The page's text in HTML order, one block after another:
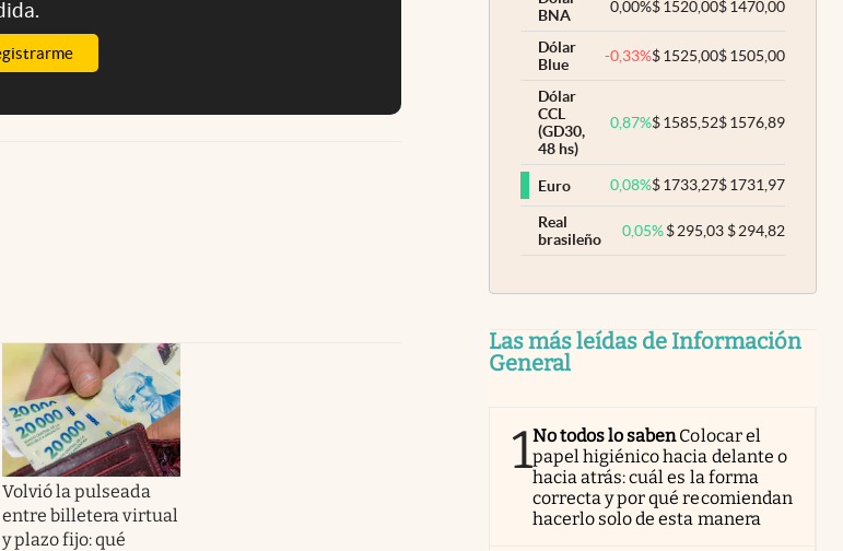
Volvió la pulseada
entre billetera virtual
y plazo fijo: qué
BNA
0,00%$1520,00$1470,00
Dólar
Blue
-0,33%$1525,00$1505,00
Dólar
CCL
(GD30,
48 hs)
0,87%$1585,52$1576,89
Euro 0,08%$1733,27$1731,97
Real
brasileño
0,05% $295,03 $294,82
Las más leídas de Información
General
1No todos lo sabenColocar el
papel higiénico hacia delante o
hacia atrás: cuál es la forma
correcta y por qué recomiendan
hacerlo solo de esta manera